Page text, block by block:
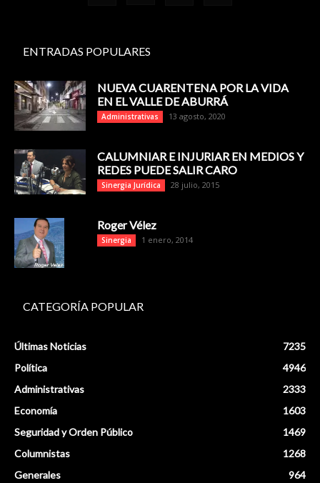
ENTRADAS POPULARES
NUEVA CUARENTENA POR LA VIDA
EN EL VALLE DE ABURRÁ
Administrativas 13 agosto, 2020
CALUMNIAR E INJURIAR EN MEDIOS Y
REDES PUEDE SALIR CARO
Sinergia Jurídica 28 julio, 2015
Roger Vélez
Sinergia 1 enero, 2014
CATEGORÍA POPULAR
Últimas Noticias
7235
Política
4946
Administrativas
2333
Economía
1603
Seguridad y Orden Público
1469
Columnistas
1268
Generales
964